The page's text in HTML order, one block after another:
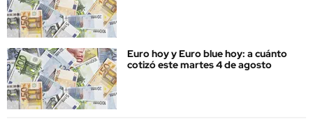
Euro hoy y Euro blue hoy: a cuánto
cotizó este martes 4 de agosto